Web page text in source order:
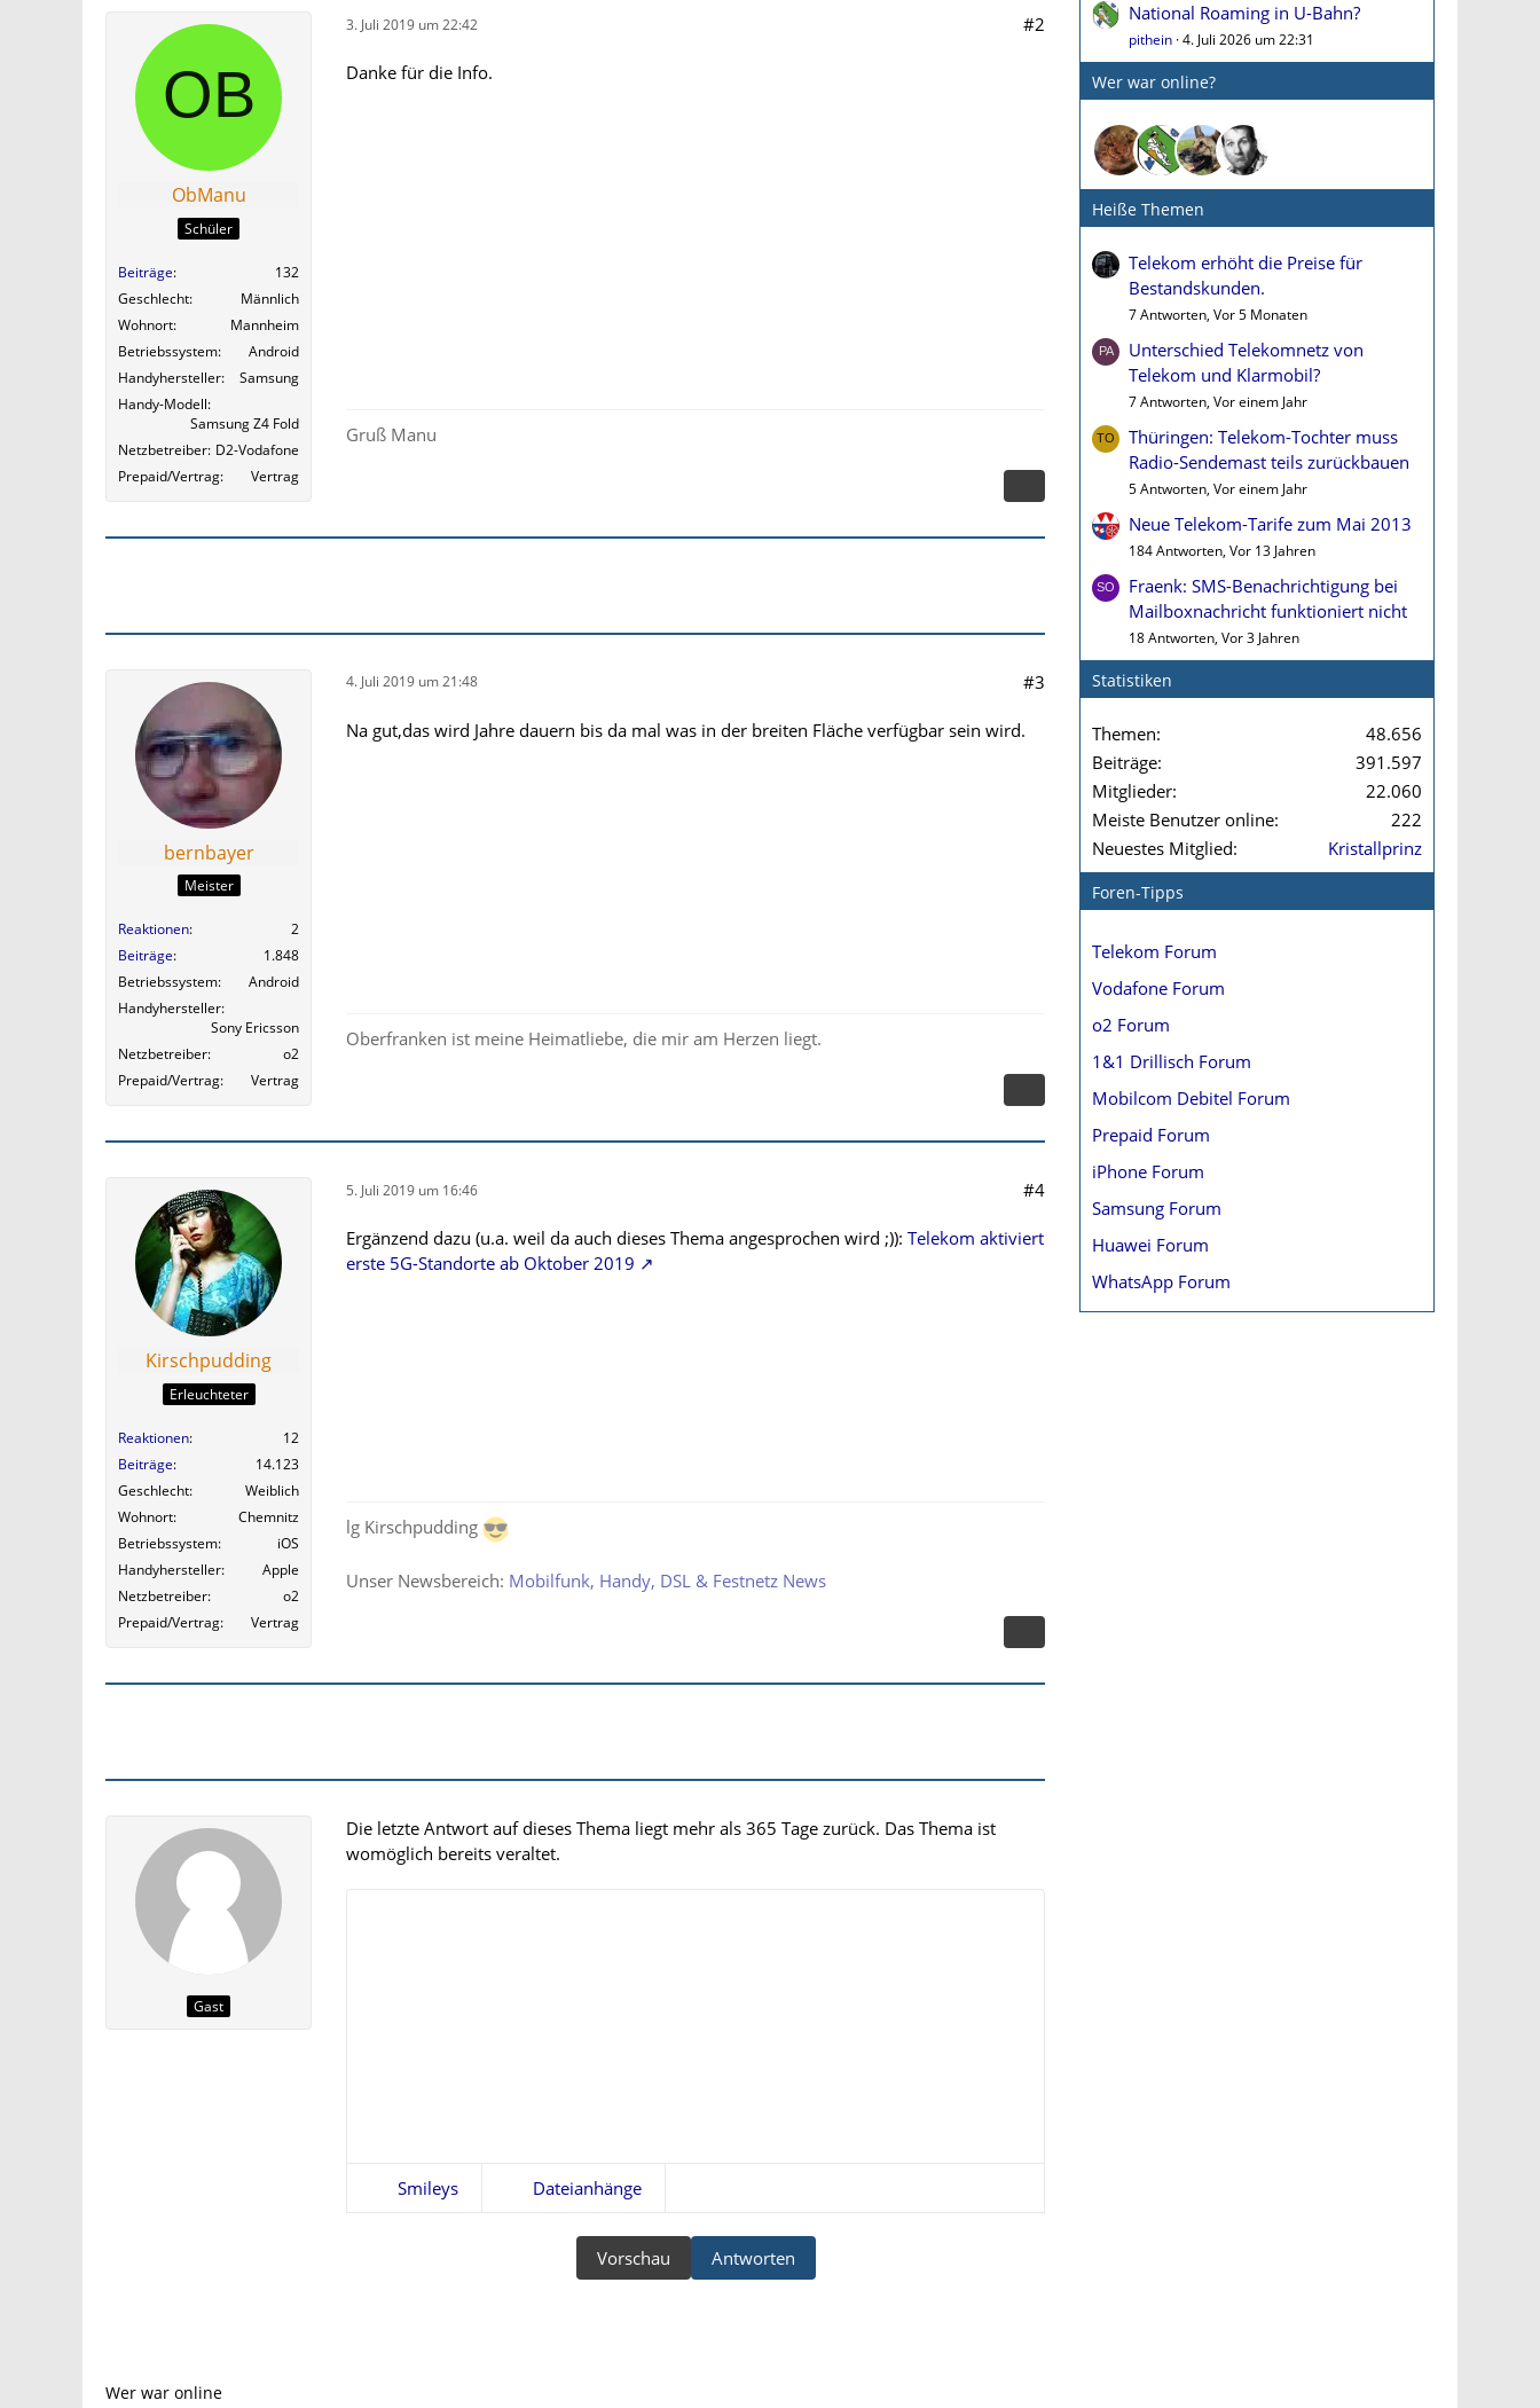
ObManu
Schüler
Beiträge
132
Geschlecht
Männlich
Wohnort
Mannheim
Betriebssystem
Android
Handyhersteller
Samsung
Handy-Modell
Samsung Z4 Fold
Netzbetreiber D2-Vodafone
Prepaid/Vertrag
Vertrag
3. Juli 2019 um 22:42 #2
Danke für die Info.
Gruß Manu
bernbayer
Meister
Reaktionen
2
Beiträge
1.848
Betriebssystem
Android
Handyhersteller
Sony Ericsson
Netzbetreiber
o2
Prepaid/Vertrag
Vertrag
4. Juli 2019 um 21:48 #3
Na gut,das wird Jahre dauern bis da mal was in der breiten Fläche verfügbar sein wird.
Oberfranken ist meine Heimatliebe, die mir am Herzen liegt.
Kirschpudding
Erleuchteter
Reaktionen
12
Beiträge
14.123
Geschlecht
Weiblich
Wohnort
Chemnitz
Betriebssystem
iOS
Handyhersteller
Apple
Netzbetreiber
o2
Prepaid/Vertrag
Vertrag
5. Juli 2019 um 16:46 #4
Ergänzend dazu (u.a. weil da auch dieses Thema angesprochen wird ;)): Telekom aktiviert
erste 5G-Standorte ab Oktober 2019
lg Kirschpudding
Unser Newsbereich: Mobilfunk, Handy, DSL & Festnetz News
Gast
Die letzte Antwort auf dieses Thema liegt mehr als 365 Tage zurück. Das Thema ist
womöglich bereits veraltet.
Smileys Dateianhänge
Antworten
Vorschau
National Roaming in U-Bahn?
pithein 4. Juli 2026 um 22:31
Wer war online?
Heiße Themen
Telekom erhöht die Preise für
Bestandskunden.
7 Antworten, Vor 5 Monaten
Unterschied Telekomnetz von
Telekom und Klarmobil?
7 Antworten, Vor einem Jahr
Thüringen: Telekom-Tochter muss
Radio-Sendemast teils zurückbauen
5 Antworten, Vor einem Jahr
Neue Telekom-Tarife zum Mai 2013
184 Antworten, Vor 13 Jahren
Fraenk: SMS-Benachrichtigung bei
Mailboxnachricht funktioniert nicht
18 Antworten, Vor 3 Jahren
Statistiken
Themen
48.656
Beiträge
391.597
Mitglieder
22.060
Meiste Benutzer online
222
Neuestes Mitglied
Kristallprinz
Foren-Tipps
Telekom Forum
Vodafone Forum
o2 Forum
1&1 Drillisch Forum
Mobilcom Debitel Forum
Prepaid Forum
iPhone Forum
Samsung Forum
Huawei Forum
WhatsApp Forum
Wer war online